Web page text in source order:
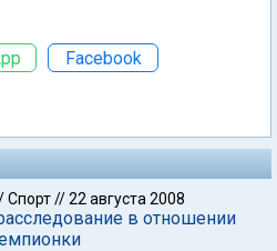
Facebook
Спорт//22 августа 2008
в отношении